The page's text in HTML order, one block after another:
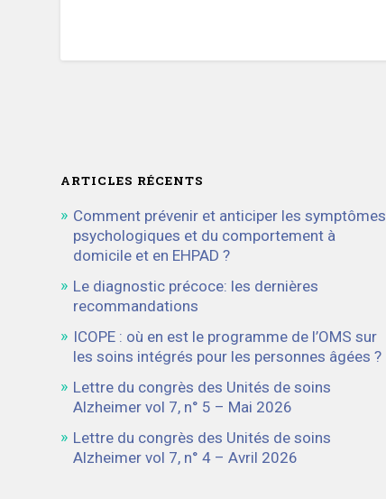
ARTICLES RÉCENTS
Comment prévenir et anticiper les symptômes
psychologiques et du comportement à
domicile et en EHPAD ?
Le diagnostic précoce: les dernières
recommandations
ICOPE : où en est le programme de l’OMS sur
les soins intégrés pour les personnes âgées ?
Lettre du congrès des Unités de soins
Alzheimer vol 7, n° 5 – Mai 2026
Lettre du congrès des Unités de soins
Alzheimer vol 7, n° 4 – Avril 2026